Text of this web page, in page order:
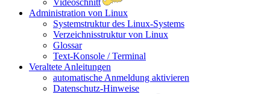
Administration von Linux
Systemstruktur des Linux-Systems
Verzeichnisstruktur von Linux
Glossar
Text-Konsole / Terminal
Veraltete Anleitungen
automatische Anmeldung aktivieren
Datenschutz-Hinweise